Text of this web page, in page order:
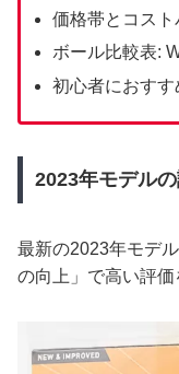
価格帯とコス
ボール比較表:
初心者におすす
2023年モデル
最新の2023年モデ
の向上」で高い評価